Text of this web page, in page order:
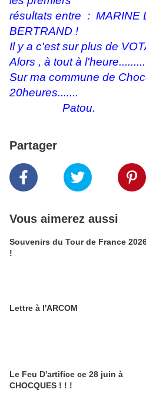
résultats entre : MARINE
BERTRAND !
Il y a c'est sur plus de
Alors , à tout à
Sur ma commune de
20heures.......
Patou.
Partager
Vous aimerez aussi
Souvenirs du Tour de France
!
Lettre à l'ARCOM
Le Feu D'artifice ce 28 juin à
CHOCQUES ! ! !